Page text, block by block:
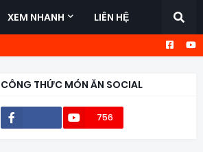
XEM NHANH LIÊN HỆ
CÔNG THỨC MÓN ĂN SOCIAL
756